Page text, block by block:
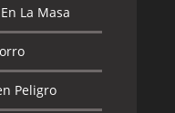
La Masa
Peligro